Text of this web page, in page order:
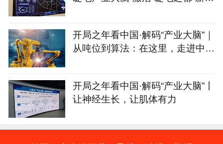
开局之年看中国·解码“产业大脑”｜
从吨位到算法：在这里，走进中国
开局之年看中国·解码“产业大脑”丨
让神经生长，让肌体有力